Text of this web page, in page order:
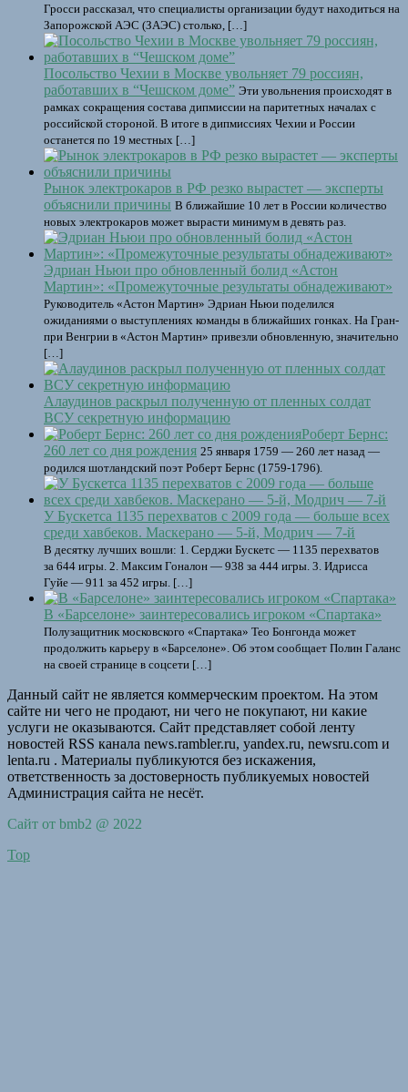
Гросси рассказал, что специалисты организации будут находиться на
Запорожской АЭС (ЗАЭС) столько, […]
Посольство Чехии в Москве увольняет 79 россиян,
работавших в “Чешском доме” Эти увольнения происходят в
рамках сокращения состава дипмиссии на паритетных началах с
российской стороной. В итоге в дипмиссиях Чехии и России
останется по 19 местных […]
Рынок электрокаров в РФ резко вырастет — эксперты
объяснили причины В ближайшие 10 лет в России количество
новых электрокаров может вырасти минимум в девять раз.
Эдриан Ньюи про обновленный болид «Астон
Мартин»: «Промежуточные результаты обнадеживают»
Руководитель «Астон Мартин» Эдриан Ньюи поделился
ожиданиями о выступлениях команды в ближайших гонках. На Гран-
при Венгрии в «Астон Мартин» привезли обновленную, значительно
[…]
Алаудинов раскрыл полученную от пленных солдат
ВСУ секретную информацию
Роберт Бернс:
260 лет со дня рождения 25 января 1759 — 260 лет назад —
родился шотландский поэт Роберт Бернс (1759-1796).
У Бускетса 1135 перехватов с 2009 года — больше всех
среди хавбеков. Маскерано — 5-й, Модрич — 7-й
В десятку лучших вошли: 1. Серджи Бускетс — 1135 перехватов
за 644 игры. 2. Максим Гоналон — 938 за 444 игры. 3. Идрисса
Гуйе — 911 за 452 игры. […]
В «Барселоне» заинтересовались игроком «Спартака»
Полузащитник московского «Спартака» Тео Бонгонда может
продолжить карьеру в «Барселоне». Об этом сообщает Полин Галанс
на своей странице в соцсети […]
Данный сайт не является коммерческим проектом. На этом
сайте ни чего не продают, ни чего не покупают, ни какие
услуги не оказываются. Сайт представляет собой ленту
новостей RSS канала news.rambler.ru, yandex.ru, newsru.com и
lenta.ru . Материалы публикуются без искажения,
ответственность за достоверность публикуемых новостей
Администрация сайта не несёт.
Сайт от bmb2 @ 2022
Top